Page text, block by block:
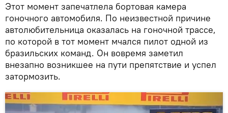
Этот момент запечатлела бортовая камера
гоночного автомобиля. По неизвестной причине
автолюбительница оказалась на гоночной трассе,
по которой в тот момент мчался пилот одной из
бразильских команд. Он вовремя заметил
внезапно возникшее на пути препятствие и успел
затормозить.